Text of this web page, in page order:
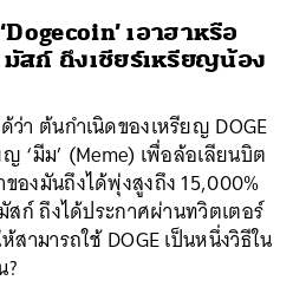
เอาฮาหรือ
สก์ ถึงเชียร์เหรียญน้อง
า ต้นกำเนิดของเหรียญ DOGE
‘มีม’ (Meme) เพื่อล้อเลียนบิต
องมันถึงได้พุ่งสูงถึง 15,000%
ก์ ถึงได้ประกาศผ่านทวิตเตอร์
ามารถใช้ DOGE เป็นหนึ่งวิธีใน